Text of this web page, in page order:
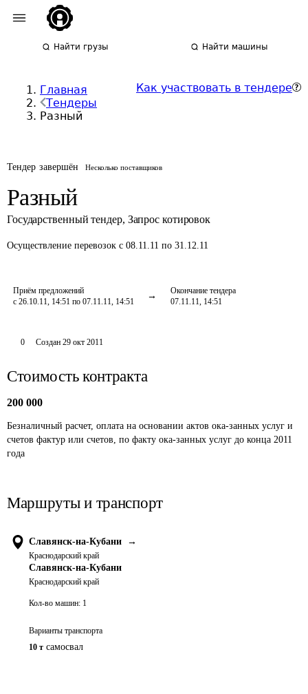
Найти грузы Найти машины
Главная
Тендеры
Разный
Как участвовать в тендере
Тендер завершён Несколько поставщиков
Разный
Государственный тендер, Запрос котировок
Осуществление перевозок с 08.11.11 по 31.12.11
Приём предложений
с 26.10.11, 14:51 по 07.11.11, 14:51
Окончание тендера
07.11.11, 14:51
0 Создан 29 окт 2011
Стоимость контракта
200 000
Безналичный расчет, оплата на основании актов ока-занных услуг и
счетов фактур или счетов, по факту ока-занных услуг до конца 2011
года
Маршруты и транспорт
Славянск-на-Кубани →
Краснодарский край
Славянск-на-Кубани
Краснодарский край
Кол-во машин: 1
Варианты транспорта
10 т самосвал